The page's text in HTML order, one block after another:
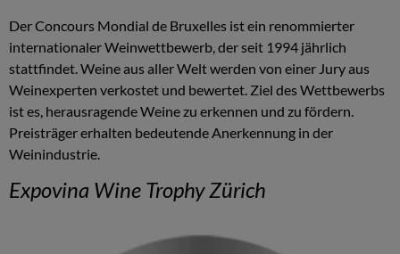
Der Concours Mondial de Bruxelles ist ein renommierter
internationaler Weinwettbewerb, der seit 1994 jährlich
stattfindet. Weine aus aller Welt werden von einer Jury aus
Weinexperten verkostet und bewertet. Ziel des Wettbewerbs
ist es, herausragende Weine zu erkennen und zu fördern.
Preisträger erhalten bedeutende Anerkennung in der
Weinindustrie.
Expovina Wine Trophy Zürich